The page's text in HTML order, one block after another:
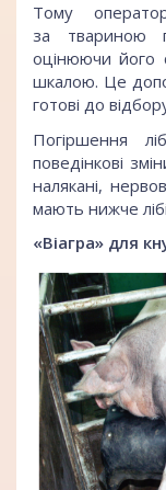
Тому
за твариною
оцінюючи його
шкалою. Це
готові до
Погіршення
поведінкові
налякані,
мають нижче
«Віагра» для